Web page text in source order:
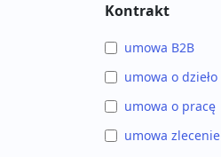
Kontrakt
umowa B2B
umowa o dzieło
umowa o pracę
umowa zlecenie